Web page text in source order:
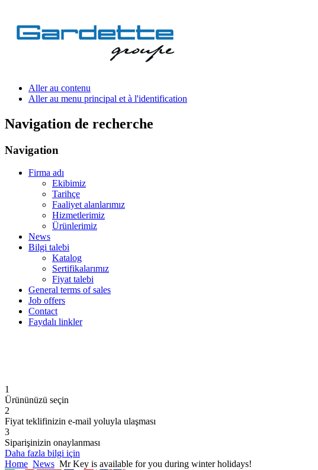
Aller au contenu
Aller au menu principal et à l'identification
Navigation de recherche
Navigation
Firma adı
Ekibimiz
Tarihçe
Faaliyet alanlarımız
Hizmetlerimiz
Ürünlerimiz
News
Bilgi talebi
Katalog
Sertifikalarımız
Fiyat talebi
General terms of sales
Job offers
Contact
Faydalı linkler
1
Ürününüzü seçin
2
Fiyat teklifinizin e-mail yoluyla ulaşması
3
Siparişinizin onaylanması
Daha fazla bilgi için
Home News Mr Key is available for you during winter holidays!